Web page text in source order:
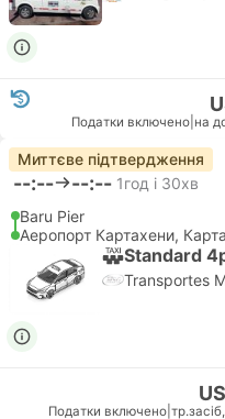
Податки включено на
Миттєве підтвердження
--:-- --:-- 1год і 30хв
Baru Pier
Аеропорт Картахени,
Standard
Transportes
Податки включено